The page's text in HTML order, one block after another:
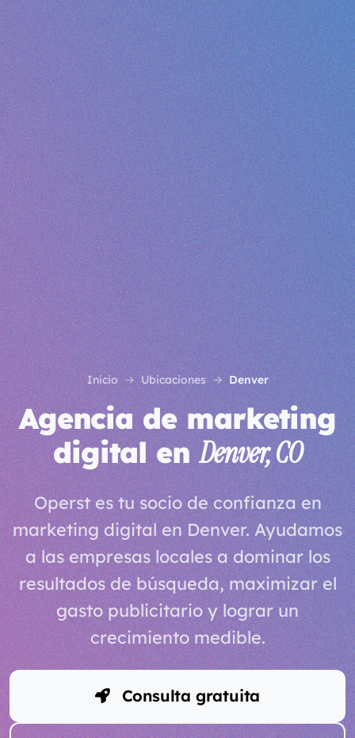
Inicio Ubicaciones Denver
Agencia de marketing
digital enDenver, CO
Operst es tu socio de confianza en
marketing digital en Denver. Ayudamos
a las empresas locales a dominar los
resultados de búsqueda, maximizar el
gasto publicitario y lograr un
crecimiento medible.
Consulta gratuita